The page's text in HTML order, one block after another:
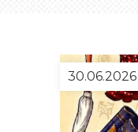
30.06.2026